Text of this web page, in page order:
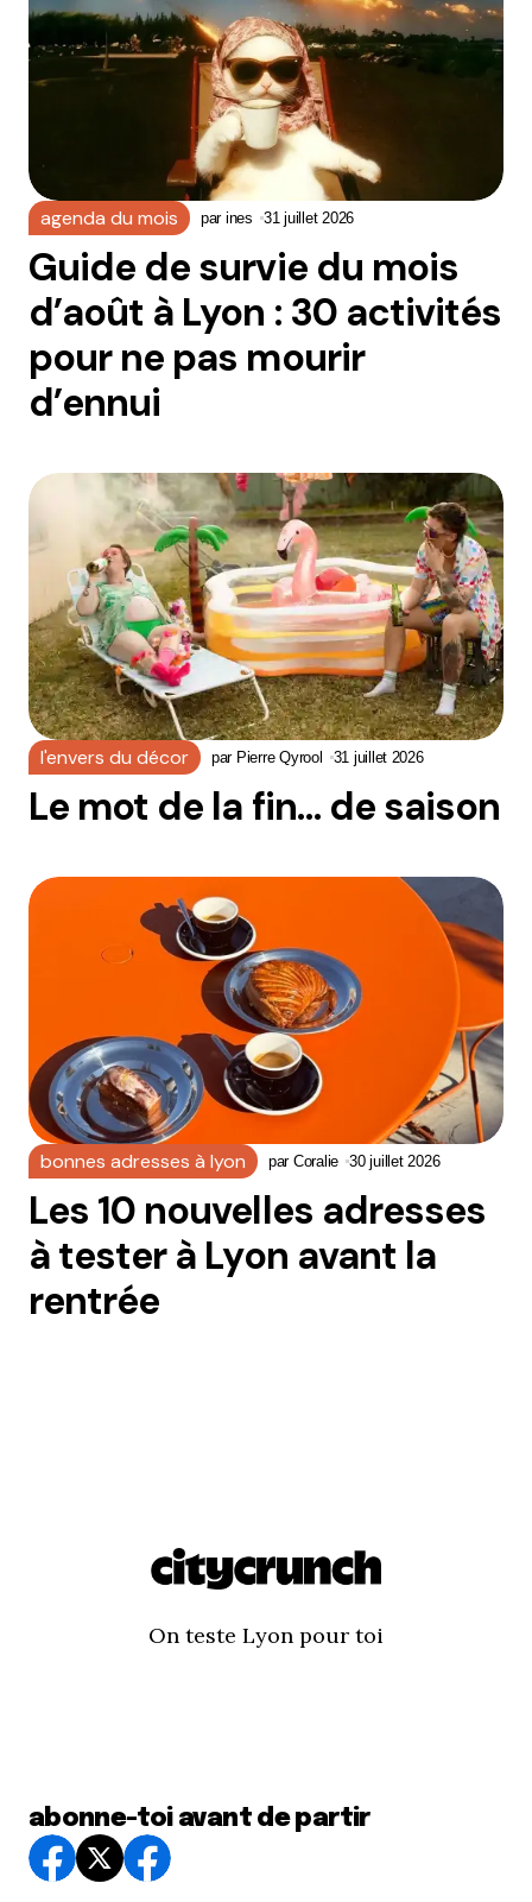
agenda du mois par ines 31 juillet 2026
Guide de survie du mois
d’août à Lyon : 30 activités
pour ne pas mourir
d’ennui
l'envers du décor par Pierre Qyrool 31 juillet 2026
Le mot de la fin… de saison
bonnes adresses à lyon par Coralie 30 juillet 2026
Les 10 nouvelles adresses
à tester à Lyon avant la
rentrée
On teste Lyon pour toi
abonne-toi avant de partir